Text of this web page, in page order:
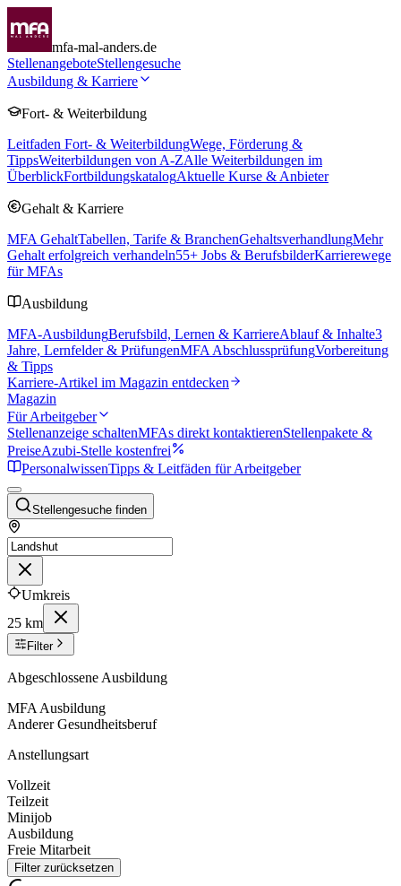
mfa-mal-anders.de
StellenangeboteStellengesuche
Ausbildung & Karriere
Fort- & Weiterbildung
Leitfaden Fort- & WeiterbildungWege, Förderung &
TippsWeiterbildungen von A-ZAlle Weiterbildungen im
ÜberblickFortbildungskatalogAktuelle Kurse & Anbieter
Gehalt & Karriere
MFA GehaltTabellen, Tarife & BranchenGehaltsverhandlungMehr
Gehalt erfolgreich verhandeln55+ Jobs & BerufsbilderKarrierewege
für MFAs
Ausbildung
MFA-AusbildungBerufsbild, Lernen & KarriereAblauf & Inhalte3
Jahre, Lernfelder & PrüfungenMFA AbschlussprüfungVorbereitung
& Tipps
Karriere-Artikel im Magazin entdecken
Magazin
Für Arbeitgeber
Stellenanzeige schaltenMFAs direkt kontaktierenStellenpakete &
PreiseAzubi-Stelle kostenfrei
PersonalwissenTipps & Leitfäden für Arbeitgeber
Stellengesuche finden
Umkreis
25 km
Filter
Abgeschlossene Ausbildung
MFA Ausbildung
Anderer Gesundheitsberuf
Anstellungsart
Vollzeit
Teilzeit
Minijob
Ausbildung
Freie Mitarbeit
Filter zurücksetzen